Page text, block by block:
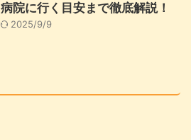
病院に行く目安まで徹底解説！
2025/9/9